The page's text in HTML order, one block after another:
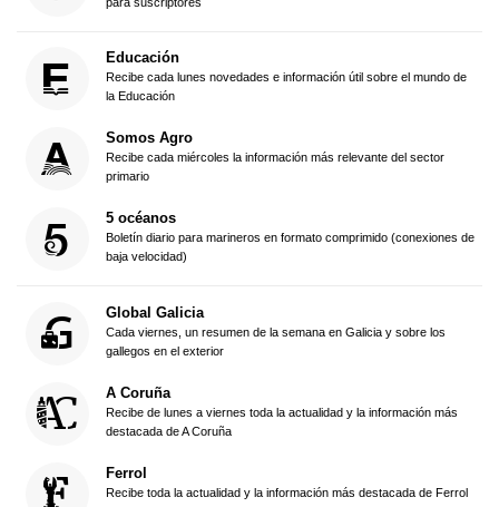
Educación
Recibe cada lunes novedades e información útil sobre el mundo de
la Educación
Somos Agro
Recibe cada miércoles la información más relevante del sector
primario
5 océanos
Boletín diario para marineros en formato comprimido (conexiones de
baja velocidad)
Global Galicia
Cada viernes, un resumen de la semana en Galicia y sobre los
gallegos en el exterior
A Coruña
Recibe de lunes a viernes toda la actualidad y la información más
destacada de A Coruña
Ferrol
Recibe toda la actualidad y la información más destacada de Ferrol